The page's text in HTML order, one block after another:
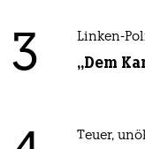
3 Linken-
„Dem
Teuer,